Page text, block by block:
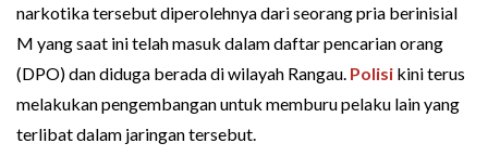
narkotika tersebut diperolehnya dari seorang pria berinisial
M yang saat ini telah masuk dalam daftar pencarian orang
(DPO) dan diduga berada di wilayah Rangau. Polisi kini terus
melakukan pengembangan untuk memburu pelaku lain yang
terlibat dalam jaringan tersebut.